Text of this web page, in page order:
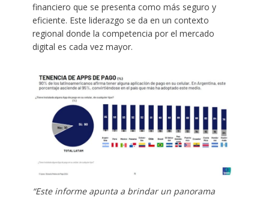
financiero que se presenta como más seguro y
eficiente. Este liderazgo se da en un contexto
regional donde la competencia por el mercado
digital es cada vez mayor.
“Este informe apunta a brindar un panorama